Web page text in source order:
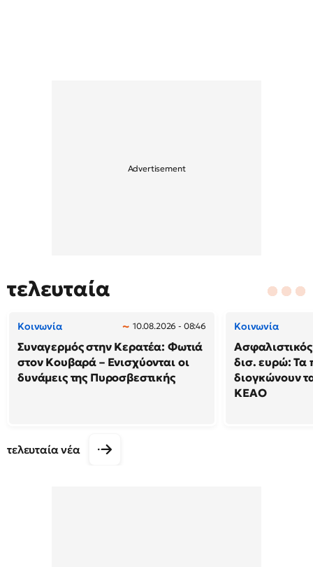
τελευταία
Κοινωνία 10.08.2026 - 08:46
Συναγερμός στην Κερατέα: Φωτιά
στον Κουβαρά – Ενισχύονται οι
δυνάμεις της Πυροσβεστικής
Κοινωνία
δισ. ευρώ: Τα
διογκώνουν
ΚΕΑΟ
τελευταία νέα